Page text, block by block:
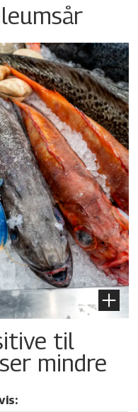
til
mindre